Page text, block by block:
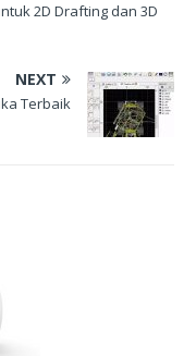
2D Drafting dan 3D
NEXT
Terbaik